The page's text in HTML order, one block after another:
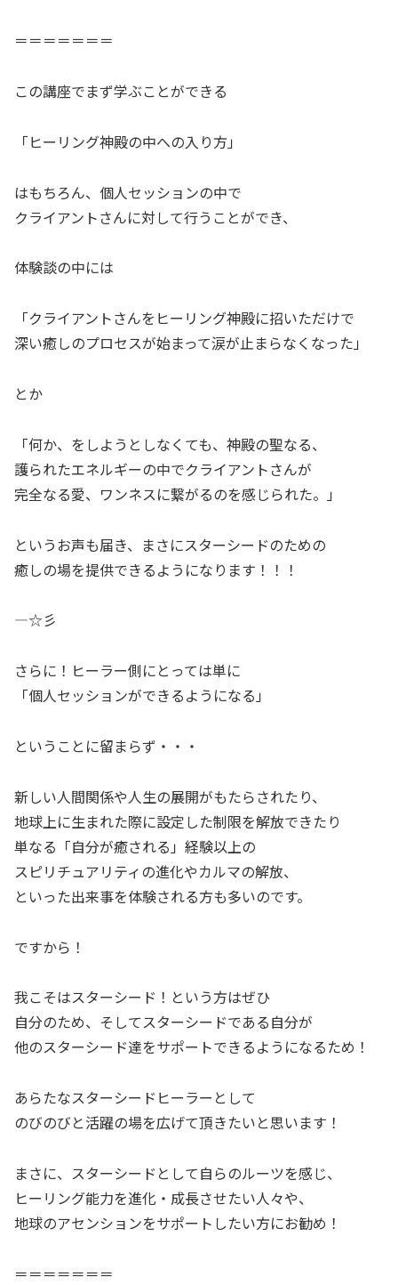
＝＝＝＝＝＝＝
この講座でまず学ぶことができる
「ヒーリング神殿の中への入り方」
はもちろん、個人セッションの中で
クライアントさんに対して行うことができ、
体験談の中には
「クライアントさんをヒーリング神殿に招いただけで
深い癒しのプロセスが始まって涙が止まらなくなった」
とか
「何か、をしようとしなくても、神殿の聖なる、
護られたエネルギーの中でクライアントさんが
完全なる愛、ワンネスに繋がるのを感じられた。」
というお声も届き、まさにスターシードのための
癒しの場を提供できるようになります！！！
—☆彡
さらに！ヒーラー側にとっては単に
「個人セッションができるようになる」
ということに留まらず・・・
新しい人間関係や人生の展開がもたらされたり、
地球上に生まれた際に設定した制限を解放できたり
単なる「自分が癒される」経験以上の
スピリチュアリティの進化やカルマの解放、
といった出来事を体験される方も多いのです。
ですから！
我こそはスターシード！という方はぜひ
自分のため、そしてスターシードである自分が
他のスターシード達をサポートできるようになるため！
あらたなスターシードヒーラーとして
のびのびと活躍の場を広げて頂きたいと思います！
まさに、スターシードとして自らのルーツを感じ、
ヒーリング能力を進化・成長させたい人々や、
地球のアセンションをサポートしたい方にお勧め！
＝＝＝＝＝＝＝